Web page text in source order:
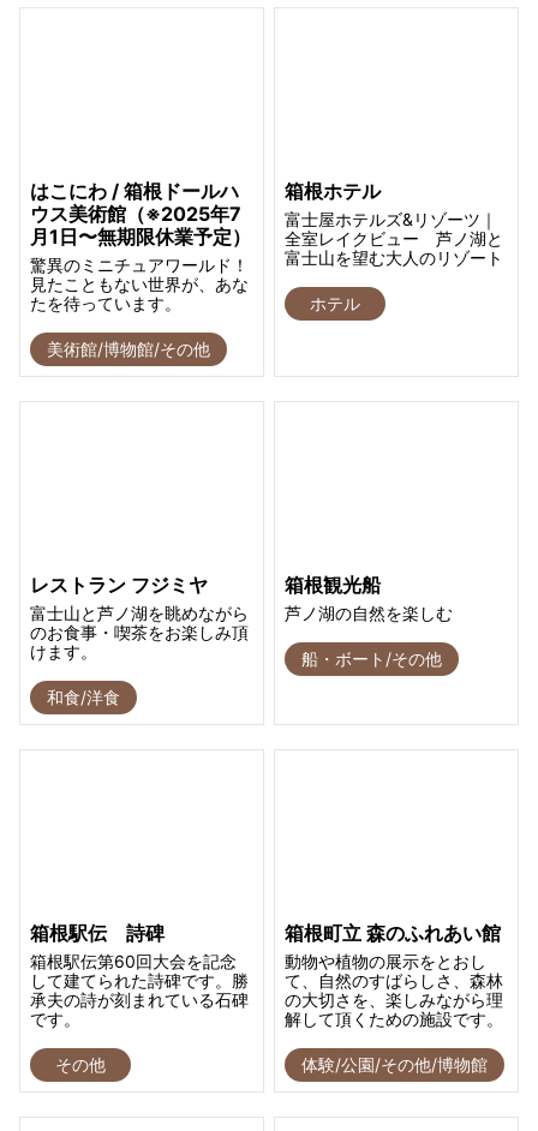
はこにわ / 箱根ドールハ
ウス美術館（※2025年7
月1日〜無期限休業予定）
驚異のミニチュアワールド！
見たこともない世界が、あな
たを待っています。
美術館/博物館/その他
箱根ホテル
富士屋ホテルズ&リゾーツ｜
全室レイクビュー 芦ノ湖と
富士山を望む大人のリゾート
ホテル
レストラン フジミヤ
富士山と芦ノ湖を眺めながら
のお食事・喫茶をお楽しみ頂
けます。
和食/洋食
箱根観光船
芦ノ湖の自然を楽しむ
船・ボート/その他
箱根駅伝 詩碑
箱根駅伝第60回大会を記念
して建てられた詩碑です。勝
承夫の詩が刻まれている石碑
です。
その他
箱根町立 森のふれあい館
動物や植物の展示をとおし
て、自然のすばらしさ、森林
の大切さを、楽しみながら理
解して頂くための施設です。
体験/公園/その他/博物館